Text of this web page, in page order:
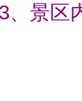
、景区